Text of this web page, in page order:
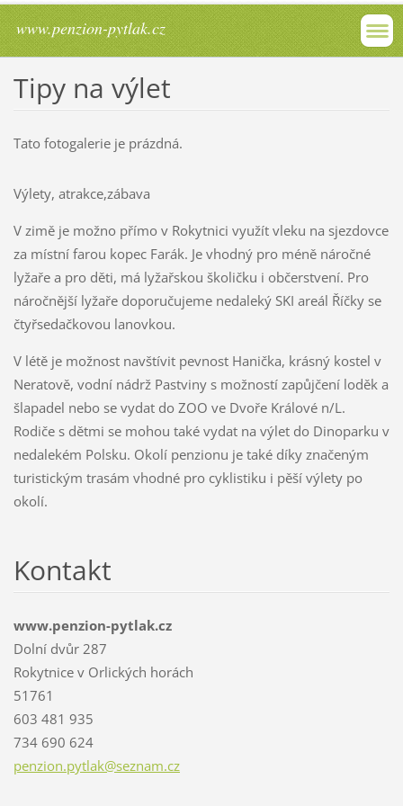
www.penzion-pytlak.cz
Tipy na výlet
Tato fotogalerie je prázdná.
Výlety, atrakce,zábava
V zimě je možno přímo v Rokytnici využít vleku na sjezdovce
za místní farou kopec Farák. Je vhodný pro méně náročné
lyžaře a pro děti, má lyžařskou školičku i občerstvení. Pro
náročnější lyžaře doporučujeme nedaleký SKI areál Říčky se
čtyřsedačkovou lanovkou.
V létě je možnost navštívit pevnost Hanička, krásný kostel v
Neratově, vodní nádrž Pastviny s možností zapůjčení loděk a
šlapadel nebo se vydat do ZOO ve Dvoře Králové n/L.
Rodiče s dětmi se mohou také vydat na výlet do Dinoparku v
nedalekém Polsku. Okolí penzionu je také díky značeným
turistickým trasám vhodné pro cyklistiku i pěší výlety po
okolí.
Kontakt
www.penzion-pytlak.cz
Dolní dvůr 287
Rokytnice v Orlických horách
51761
603 481 935
734 690 624
penzion.pytlak@seznam.cz